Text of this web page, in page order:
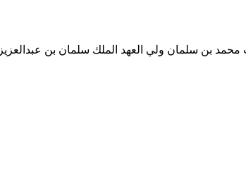
محمد بن سلمان ولي العهد الملك سلمان بن عبدالعزيز